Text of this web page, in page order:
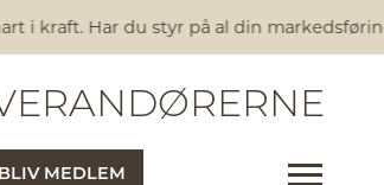
i kraft. Har du styr på al din
BLIV MEDLEM